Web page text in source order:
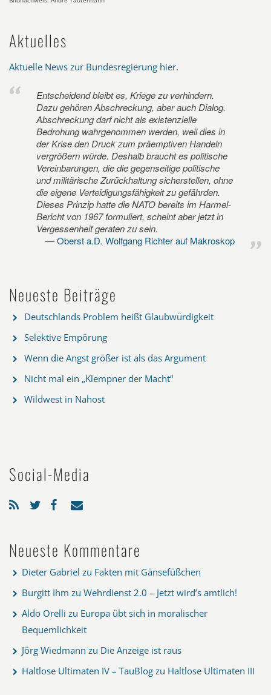
Aktuelles
Aktuelle News zur Bundesregierung hier.
Entscheidend bleibt es, Kriege zu verhindern.
Dazu gehören Abschreckung, aber auch Dialog.
Abschreckung darf nicht als existenzielle
Bedrohung wahrgenommen werden, weil dies in
der Krise den Druck zum präemptiven Handeln
vergrößern würde. Deshalb braucht es politische
Vereinbarungen, die die gegenseitige politische
und militärische Zurückhaltung sicherstellen, ohne
die eigene Verteidigungsfähigkeit zu gefährden.
Dieses Prinzip hatte die NATO bereits im Harmel-
Bericht von 1967 formuliert, scheint aber jetzt in
Vergessenheit geraten zu sein.
Oberst a.D. Wolfgang Richter auf Makroskop
Neueste Beiträge
Deutschlands Problem heißt Glaubwürdigkeit
Selektive Empörung
Wenn die Angst größer ist als das Argument
Nicht mal ein „Klempner der Macht“
Wildwest in Nahost
Social-Media
Neueste Kommentare
Dieter Gabriel zu Fakten mit Gänsefüßchen
Burgitt Ihm zu Wehrdienst 2.0 – Jetzt wird’s amtlich!
Aldo Orelli zu Europa übt sich in moralischer
Bequemlichkeit
Jörg Wiedmann zu Die Anzeige ist raus
Haltlose Ultimaten IV – TauBlog zu Haltlose Ultimaten III